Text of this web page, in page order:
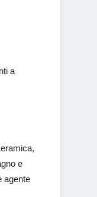
a
e
agente